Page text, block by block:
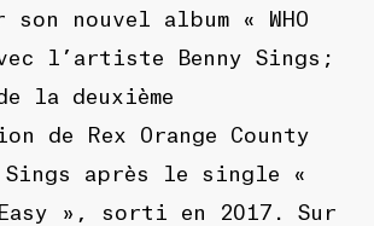
nouvel album « WHO
l’artiste Benny Sings;
la deuxième
de Rex Orange County
Sings après le single «
», sorti en 2017. Sur